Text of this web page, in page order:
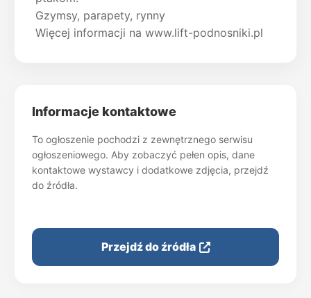
Gzymsy, parapety, rynny
Więcej informacji na www.lift-podnosniki.pl
Informacje kontaktowe
To ogłoszenie pochodzi z zewnętrznego serwisu
ogłoszeniowego. Aby zobaczyć pełen opis, dane
kontaktowe wystawcy i dodatkowe zdjęcia, przejdź
do źródła.
Przejdź do źródła